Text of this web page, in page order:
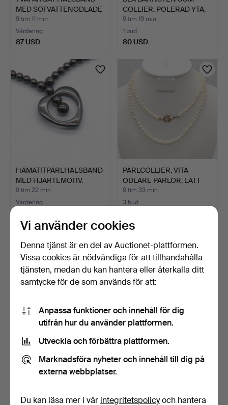
MED SÖTVATTENODLADE
PÄR…
9 tim 11 min
Värdering
87 USD
COLLIER, POLERAD YTA,
MED…
9 tim 19 min
1 bud
80 USD
HÄMATITPÄRLHALSBAND
MED HJÄRTEMOTIV.
9 tim 22 min
Värdering
PÄRLCOLLIER, VITA
ODLARE PÄRLOR, LÄTT
OREG…
9 tim 33 min
3 bud
TIDLÖST COLLIER AV
SKUMKOR…
9 tim 47 min
CHRISTIAN & IBANA.
LÄNKHALSBAND M…
10 timmar
Vi använder cookies
Denna tjänst är en del av Auctionet-plattformen.
Vissa cookies är nödvändiga för att tillhandahålla
tjänsten, medan du kan hantera eller återkalla ditt
samtycke för de som används för att:
Anpassa funktioner och innehåll för dig
utifrån hur du använder plattformen.
Utveckla och förbättra plattformen.
Marknadsföra nyheter och innehåll till dig på
externa webbplatser.
Du kan läsa mer i vår integritetspolicyoch hantera